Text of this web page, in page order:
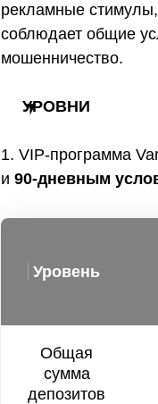
рекламные стимулы,
соблюдает общие
мошенничество.
УРОВНИ
1. VIP-программа
и 90-дневным
Уровень
Общая
сумма
депозитов